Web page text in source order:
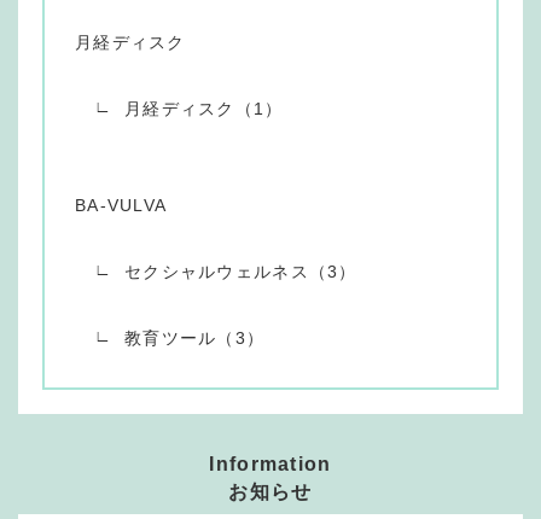
月経ディスク
月経ディスク（1）
BA-VULVA
セクシャルウェルネス（3）
教育ツール（3）
Information
お知らせ